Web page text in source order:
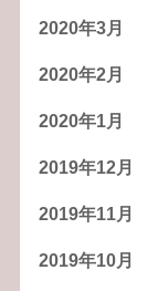
2020年3月
2020年2月
2020年1月
2019年12月
2019年11月
2019年10月